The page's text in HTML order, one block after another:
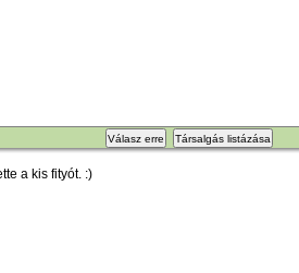
Válasz erre Társalgás listázása
a kis fityót. :)